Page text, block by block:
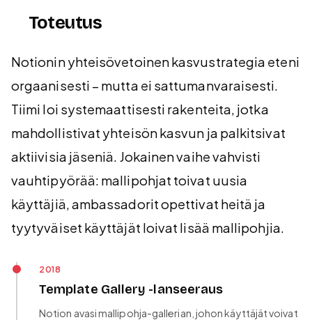
Toteutus
Notionin yhteisövetoinen kasvustrategia eteni
orgaanisesti – mutta ei sattumanvaraisesti.
Tiimi loi systemaattisesti rakenteita, jotka
mahdollistivat yhteisön kasvun ja palkitsivat
aktiivisia jäseniä. Jokainen vaihe vahvisti
vauhtipyörää: mallipohjat toivat uusia
käyttäjiä, ambassadorit opettivat heitä ja
tyytyväiset käyttäjät loivat lisää mallipohjia.
2018
Template Gallery -lanseeraus
Notion avasi mallipohja-gallerian, johon käyttäjät voivat